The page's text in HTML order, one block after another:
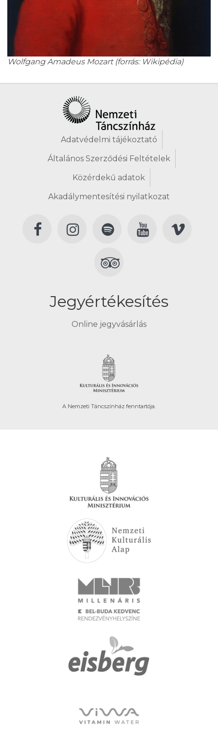
Wolfgang Amadeus Mozart (forrás: Wikipédia)
Adatvédelmi tájékoztató
Általános Szerződési Feltételek
Közérdekű adatok
Akadálymentesítési nyilatkozat
Jegyértékesítés
Online jegyvásárlás
A Nemzeti Táncszínház fenntartója.